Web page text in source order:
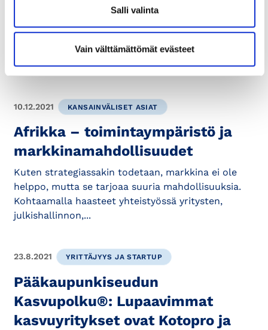
Salli valinta
Vain välttämättömät evästeet
käynnistyi 14.2.2022. Kasvupolulle voivat hakea
mukaan yritykset, jotka ovat kiinnostuneita
liiketoiminnan kasvattamisesta ja kehittämisestä.
10.12.2021 KANSAINVÄLISET ASIAT
Afrikka – toimintaympäristö ja
markkinamahdollisuudet
Kuten strategiassakin todetaan, markkina ei ole
helppo, mutta se tarjoaa suuria mahdollisuuksia.
Kohtaamalla haasteet yhteistyössä yritysten,
julkishallinnon,...
23.8.2021 YRITTÄJYYS JA STARTUP
Pääkaupunkiseudun
Kasvupolku®: Lupaavimmat
kasvuyritykset ovat Kotopro ja